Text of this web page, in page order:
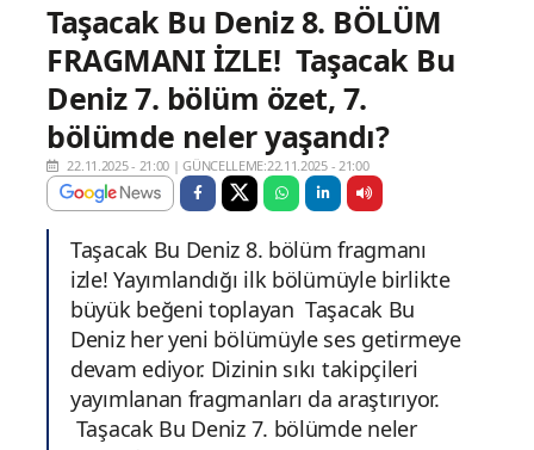
Taşacak Bu Deniz 8. BÖLÜM
FRAGMANI İZLE! Taşacak Bu
Deniz 7. bölüm özet, 7.
bölümde neler yaşandı?
22.11.2025 - 21:00 |GÜNCELLEME:22.11.2025 - 21:00
Taşacak Bu Deniz 8. bölüm fragmanı
izle! Yayımlandığı ilk bölümüyle birlikte
büyük beğeni toplayan Taşacak Bu
Deniz her yeni bölümüyle ses getirmeye
devam ediyor. Dizinin sıkı takipçileri
yayımlanan fragmanları da araştırıyor.
Taşacak Bu Deniz 7. bölümde neler